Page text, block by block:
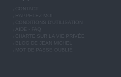
CONTACT
RAPPELEZ-MOI
CONDITIONS D'UTILISATION
AIDE - FAQ
CHARTE SUR LA VIE PRIVÉE
BLOG DE JEAN MICHEL
MOT DE PASSE OUBLIÉ